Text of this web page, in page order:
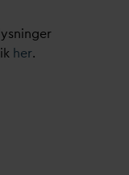
her.